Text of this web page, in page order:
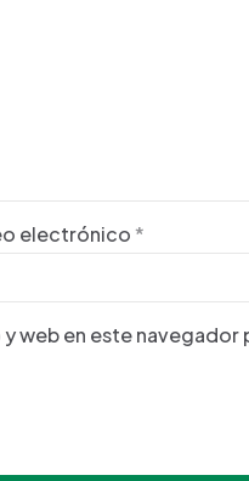
electrónico*
web en este navegador